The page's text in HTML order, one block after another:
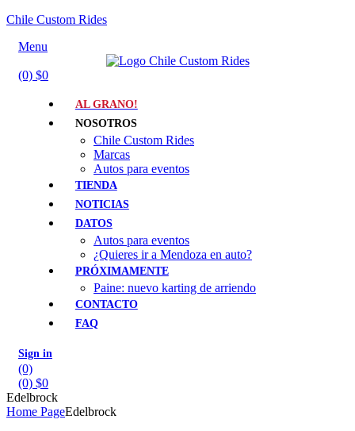
Chile Custom Rides
Menu
(0) $0
AL GRANO!
NOSOTROS
Chile Custom Rides
Marcas
Autos para eventos
TIENDA
NOTICIAS
DATOS
Autos para eventos
¿Quieres ir a Mendoza en auto?
PRÓXIMAMENTE
Paine: nuevo karting de arriendo
CONTACTO
FAQ
Sign in
(0)
(0) $0
Edelbrock
Home PageEdelbrock